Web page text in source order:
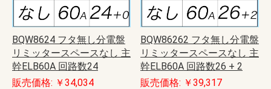
BQW8624 フタ無し分電盤
リミッタースペースなし 主
幹ELB60A 回路数24
販売価格: ￥34,034
BQW86262 フタ無し分電盤
リミッタースペースなし 主
幹ELB60A 回路数26 + 2
販売価格: ￥39,317